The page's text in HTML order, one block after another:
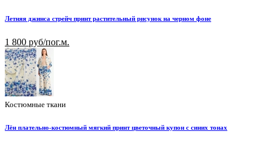
Летняя джинса стрейч принт растительный рисунок на черном фоне
1 800 руб/пог.м.
Костюмные ткани
Лён плательно-костюмный мягкий принт цветочный купон с синих тонах